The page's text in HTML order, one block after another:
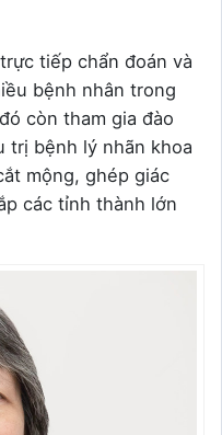
tiếp chẩn đoán và
bệnh nhân trong
còn tham gia đào
trị bệnh lý nhãn khoa
mộng, ghép giác
các tỉnh thành lớn